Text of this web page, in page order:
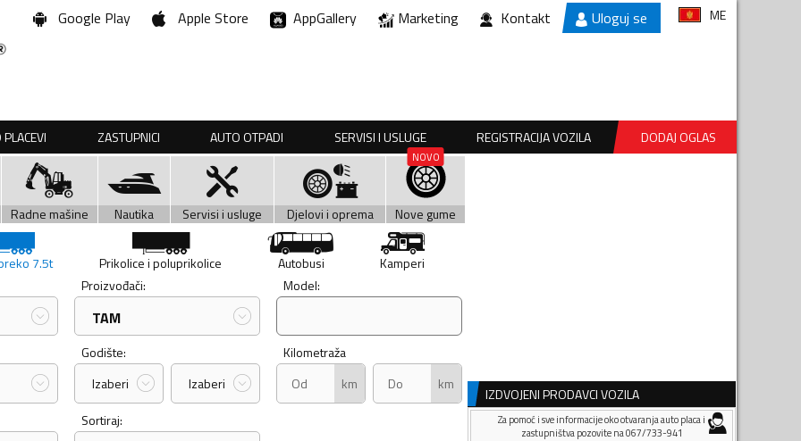
Google Play Apple Store AppGallery Marketing Kontakt Uloguj se ME
ZASTUPNICI AUTO OTPADI SERVISI I USLUGE REGISTRACIJA VOZILA DODAJ OGLAS
Radne mašine Nautika Servisi i usluge Djelovi i oprema Nove gume
7.5t Prikolice i poluprikolice Autobusi
Kamperi
Proizvođači:
TAM
Model:
Godište:
Izaberi
Izaberi
Kilometraža
km
km
Sortiraj:
IZDVOJENI PRODAVCI VOZILA
Za pomoć i sve informacije oko otvaranja auto placa i
zastupništva pozovite na 067/733-941